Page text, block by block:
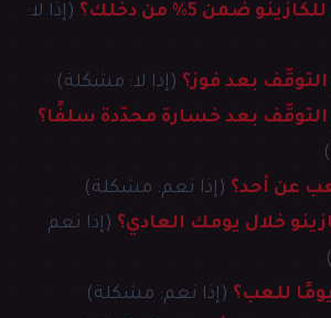
ضمن 5% من دخلك؟
(إذا لا:
بعد فوز؟ (إذا لا: مشكلة)
بعد خسارة محدّدة سلفًا؟
عن أحد؟ (إذا نعم: مشكلة)
خلال يومك العادي؟ (إذا نعم
للعب؟ (إذا نعم: مشكلة)